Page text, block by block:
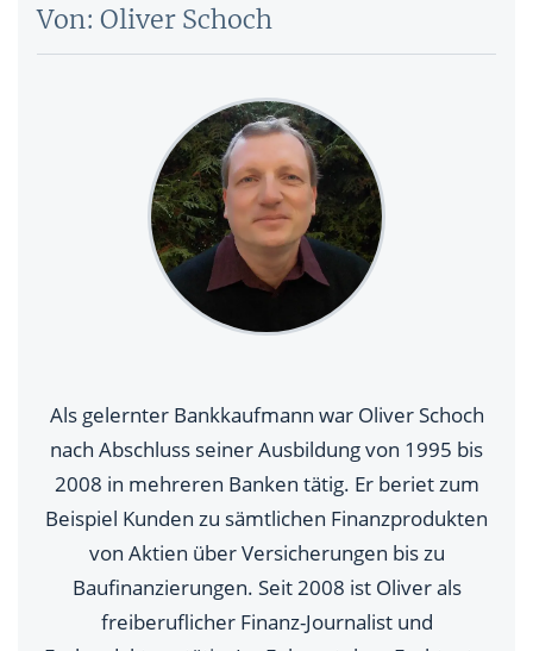
Von: Oliver Schoch
Als gelernter Bankkaufmann war Oliver Schoch
nach Abschluss seiner Ausbildung von 1995 bis
2008 in mehreren Banken tätig. Er beriet zum
Beispiel Kunden zu sämtlichen Finanzprodukten
von Aktien über Versicherungen bis zu
Baufinanzierungen. Seit 2008 ist Oliver als
freiberuflicher Finanz-Journalist und